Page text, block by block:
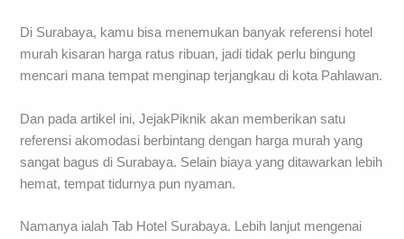
Di Surabaya, kamu bisa menemukan banyak referensi hotel
murah kisaran harga ratus ribuan, jadi tidak perlu bingung
mencari mana tempat menginap terjangkau di kota Pahlawan.
Dan pada artikel ini, JejakPiknik akan memberikan satu
referensi akomodasi berbintang dengan harga murah yang
sangat bagus di Surabaya. Selain biaya yang ditawarkan lebih
hemat, tempat tidurnya pun nyaman.
Namanya ialah Tab Hotel Surabaya. Lebih lanjut mengenai